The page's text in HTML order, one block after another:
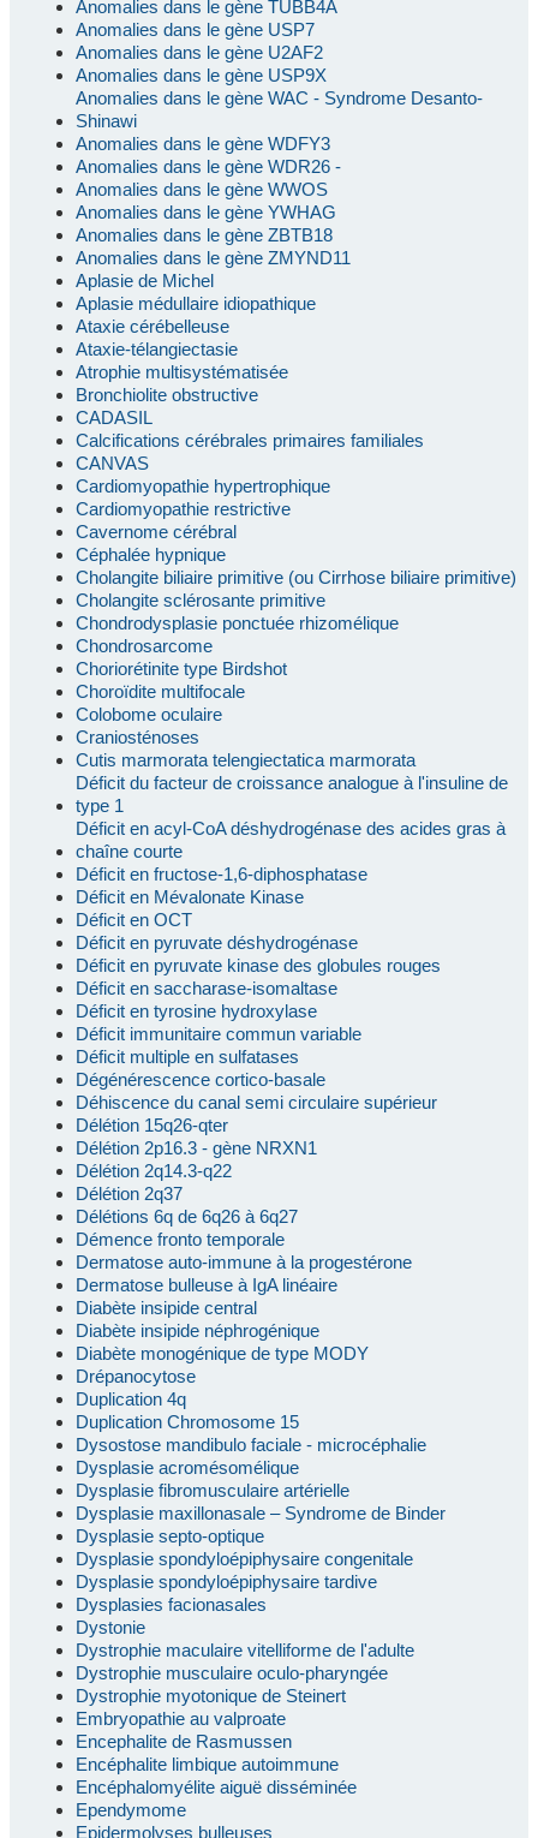
Anomalies dans le gène TUBB4A
Anomalies dans le gène USP7
Anomalies dans le gène U2AF2
Anomalies dans le gène USP9X
Anomalies dans le gène WAC - Syndrome Desanto-
Shinawi
Anomalies dans le gène WDFY3
Anomalies dans le gène WDR26 -
Anomalies dans le gène WWOS
Anomalies dans le gène YWHAG
Anomalies dans le gène ZBTB18
Anomalies dans le gène ZMYND11
Aplasie de Michel
Aplasie médullaire idiopathique
Ataxie cérébelleuse
Ataxie-télangiectasie
Atrophie multisystématisée
Bronchiolite obstructive
CADASIL
Calcifications cérébrales primaires familiales
CANVAS
Cardiomyopathie hypertrophique
Cardiomyopathie restrictive
Cavernome cérébral
Céphalée hypnique
Cholangite biliaire primitive (ou Cirrhose biliaire primitive)
Cholangite sclérosante primitive
Chondrodysplasie ponctuée rhizomélique
Chondrosarcome
Choriorétinite type Birdshot
Choroïdite multifocale
Colobome oculaire
Craniosténoses
Cutis marmorata telengiectatica marmorata
Déficit du facteur de croissance analogue à l'insuline de
type 1
Déficit en acyl-CoA déshydrogénase des acides gras à
chaîne courte
Déficit en fructose-1,6-diphosphatase
Déficit en Mévalonate Kinase
Déficit en OCT
Déficit en pyruvate déshydrogénase
Déficit en pyruvate kinase des globules rouges
Déficit en saccharase-isomaltase
Déficit en tyrosine hydroxylase
Déficit immunitaire commun variable
Déficit multiple en sulfatases
Dégénérescence cortico-basale
Déhiscence du canal semi circulaire supérieur
Délétion 15q26-qter
Délétion 2p16.3 - gène NRXN1
Délétion 2q14.3-q22
Délétion 2q37
Délétions 6q de 6q26 à 6q27
Démence fronto temporale
Dermatose auto-immune à la progestérone
Dermatose bulleuse à IgA linéaire
Diabète insipide central
Diabète insipide néphrogénique
Diabète monogénique de type MODY
Drépanocytose
Duplication 4q
Duplication Chromosome 15
Dysostose mandibulo faciale - microcéphalie
Dysplasie acromésomélique
Dysplasie fibromusculaire artérielle
Dysplasie maxillonasale – Syndrome de Binder
Dysplasie septo-optique
Dysplasie spondyloépiphysaire congenitale
Dysplasie spondyloépiphysaire tardive
Dysplasies facionasales
Dystonie
Dystrophie maculaire vitelliforme de l'adulte
Dystrophie musculaire oculo-pharyngée
Dystrophie myotonique de Steinert
Embryopathie au valproate
Encephalite de Rasmussen
Encéphalite limbique autoimmune
Encéphalomyélite aiguë disséminée
Ependymome
Epidermolyses bulleuses